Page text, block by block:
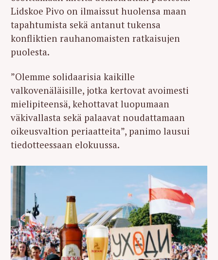
Lidskoe Pivo on ilmaissut huolensa maan
tapahtumista sekä antanut tukensa
konfliktien rauhanomaisten ratkaisujen
puolesta.
”Olemme solidaarisia kaikille
valkovenäläisille, jotka kertovat avoimesti
mielipiteensä, kehottavat luopumaan
väkivallasta sekä palaavat noudattamaan
oikeusvaltion periaatteita”, panimo lausui
tiedotteessaan elokuussa.
r
h
f
o
: